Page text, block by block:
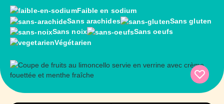
Faible en sodium
Sans arachides
Sans gluten
Sans noix
Sans oeufs
Végétarien